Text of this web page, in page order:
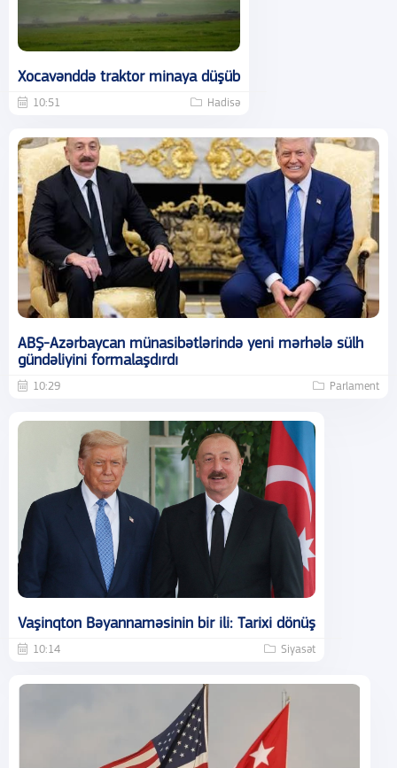
Xocavənddə traktor minaya düşüb
10:51 Hadisə
ABŞ-Azərbaycan münasibətlərində yeni mərhələ sülh
gündəliyini formalaşdırdı
10:29 Parlament
Vaşinqton Bəyannaməsinin bir ili: Tarixi dönüş
10:14 Siyasət